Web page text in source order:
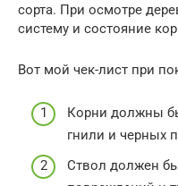
сорта. При осмотре
систему и состояние
Вот мой чек-лист при
Корни должны
гнили и черных
Ствол должен